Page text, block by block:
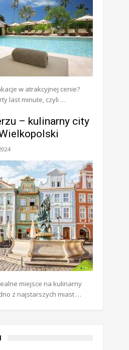
w atrakcyjnej cenie?
last minute, czyli …
– kulinarny city
miejsce na kulinarny
z najstarszych miast …